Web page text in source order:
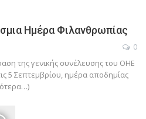
Ημέρα Φιλανθρωπίας
0
της γενικής συνέλευσης του ΟΗΕ
5 Σεπτεμβρίου, ημέρα αποδημίας